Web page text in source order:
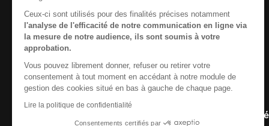
Ceux-ci sont utilisés pour des finalités précises notamment
l'analyse de l'efficacité de notre communication en ligne via
la mesure de notre audience, ils sont soumis à votre
approbation.
Vous pouvez librement donner, refuser ou retirer votre
consentement à tout moment en accédant à notre module de
gestion des cookies situé en bas à gauche de chaque page.
Lire la politique de confidentialité
Consentements certifiés par
reprendre le pilotage.
Contactez-nous
Newsletter
Nous suivre sur les